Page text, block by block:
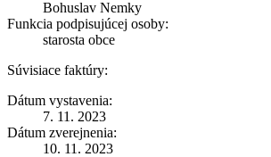
Bohuslav Nemky
Funkcia podpisujúcej osoby:
starosta obce
Súvisiace faktúry:
Dátum vystavenia:
7. 11. 2023
Dátum zverejnenia:
10. 11. 2023